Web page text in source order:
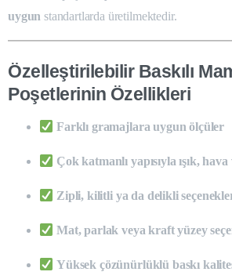
uygun standartlarda üretilmektedir.
Özelleştirilebilir Baskılı
Poşetlerinin Özellikleri
Farklı gramajlara uygun ölçüler
Çok katmanlı yapısıyla ışık,
Zipli, kilitli ya da delikli
Mat, parlak veya kraft yüzey
Yüksek çözünürlüklü baskı